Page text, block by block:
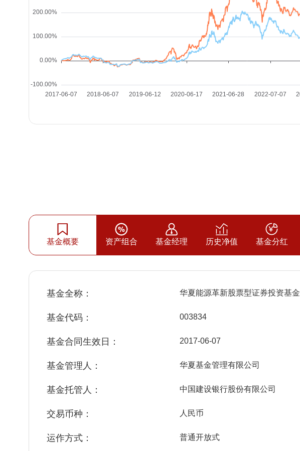
基金概要 资产组合 基金经理 历史净值 基金分红
基金全称： 华夏能源革新股票型证券投资基金
基金代码： 003834
基金合同生效日： 2017-06-07
基金管理人： 华夏基金管理有限公司
基金托管人： 中国建设银行股份有限公司
交易币种： 人民币
运作方式： 普通开放式